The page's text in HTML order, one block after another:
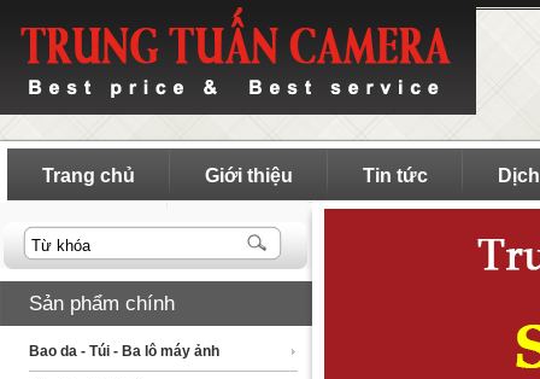
Trang chủ Giới thiệu Tin tức
Sản phẩm chính
Bao da - Túi - Ba lô máy ảnh